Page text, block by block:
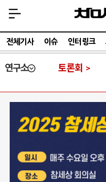
전체기사 이슈 인터링크
연구소 토론회